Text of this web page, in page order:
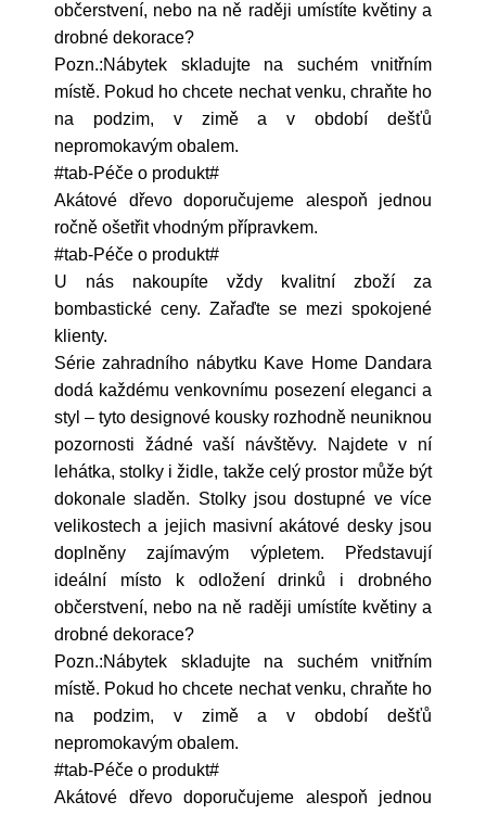
občerstvení, nebo na ně raději umístíte květiny a
drobné dekorace?
Pozn.:Nábytek skladujte na suchém vnitřním
místě. Pokud ho chcete nechat venku, chraňte ho
na podzim, v zimě a v období dešťů
nepromokavým obalem.
#tab-Péče o produkt#
Akátové dřevo doporučujeme alespoň jednou
ročně ošetřit vhodným přípravkem.
#tab-Péče o produkt#
U nás nakoupíte vždy kvalitní zboží za
bombastické ceny. Zařaďte se mezi spokojené
klienty.
Série zahradního nábytku Kave Home Dandara
dodá každému venkovnímu posezení eleganci a
styl – tyto designové kousky rozhodně neuniknou
pozornosti žádné vaší návštěvy. Najdete v ní
lehátka, stolky i židle, takže celý prostor může být
dokonale sladěn. Stolky jsou dostupné ve více
velikostech a jejich masivní akátové desky jsou
doplněny zajímavým výpletem. Představují
ideální místo k odložení drinků i drobného
občerstvení, nebo na ně raději umístíte květiny a
drobné dekorace?
Pozn.:Nábytek skladujte na suchém vnitřním
místě. Pokud ho chcete nechat venku, chraňte ho
na podzim, v zimě a v období dešťů
nepromokavým obalem.
#tab-Péče o produkt#
Akátové dřevo doporučujeme alespoň jednou